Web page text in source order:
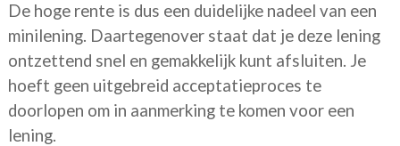
De hoge rente is dus een duidelijke nadeel van een
minilening. Daartegenover staat dat je deze lening
ontzettend snel en gemakkelijk kunt afsluiten. Je
hoeft geen uitgebreid acceptatieproces te
doorlopen om in aanmerking te komen voor een
lening.